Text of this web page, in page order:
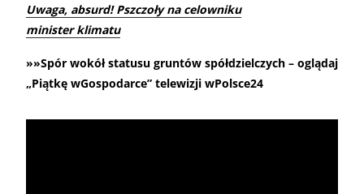
Uwaga, absurd! Pszczoły na celowniku
minister klimatu
»»Spór wokół statusu gruntów spółdzielczych – oglądaj
„Piątkę wGospodarce” telewizji wPolsce24